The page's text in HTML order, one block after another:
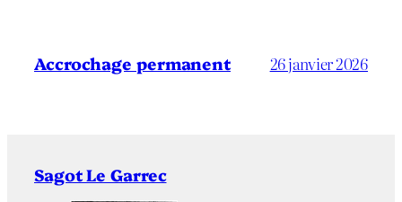
Accrochage permanent 26 janvier 2026
Sagot Le Garrec